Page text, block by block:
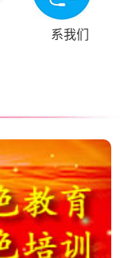
系我们